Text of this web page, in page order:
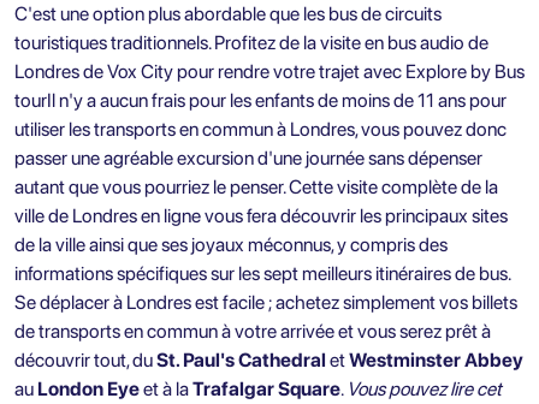
C'est une option plus abordable que les bus de circuits
touristiques traditionnels. Profitez de la visite en bus audio de
Londres de Vox City pour rendre votre trajet avec Explore by Bus
tourIl n'y a aucun frais pour les enfants de moins de 11 ans pour
utiliser les transports en commun à Londres, vous pouvez donc
passer une agréable excursion d'une journée sans dépenser
autant que vous pourriez le penser. Cette visite complète de la
ville de Londres en ligne vous fera découvrir les principaux sites
de la ville ainsi que ses joyaux méconnus, y compris des
informations spécifiques sur les sept meilleurs itinéraires de bus.
Se déplacer à Londres est facile ; achetez simplement vos billets
de transports en commun à votre arrivée et vous serez prêt à
découvrir tout, duSt. Paul's Cathedral etWestminster Abbey
au London Eyeet à laTrafalgar Square. Vous pouvez lire cet